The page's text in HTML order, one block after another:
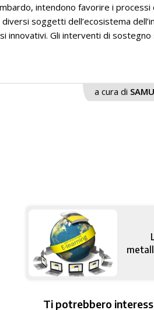
intendono favorire i processi
soggetti dell’ecosistema
innovativi. Gli interventi di sostegno
a cura di
Ti potrebbero